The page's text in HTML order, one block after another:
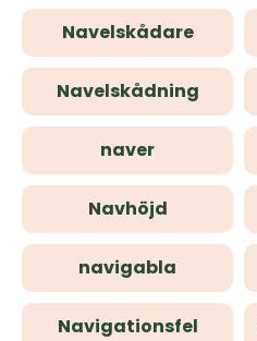
Navelskådare
Navelskådning
naver
Navhöjd
navigabla
Navigationsfel